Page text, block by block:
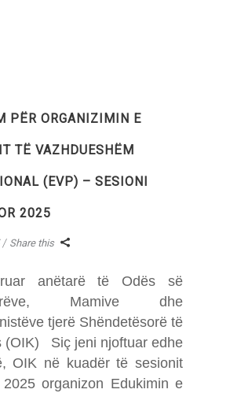
PËR ORGANIZIMIN E
TË VAZHDUESHËM
(EVP) – SESIONI
2025
Share this
anëtarë të Odës së
Mamive dhe
tjerë Shëndetësorë të
(OIK) Siç jeni njoftuar edhe
OIK në kuadër të sesionit
organizon Edukimin e